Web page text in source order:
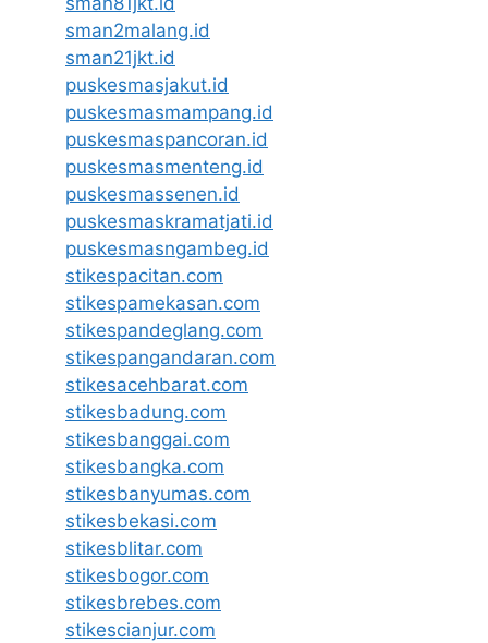
sman2malang.id
sman21jkt.id
puskesmasjakut.id
puskesmasmampang.id
puskesmaspancoran.id
puskesmasmenteng.id
puskesmassenen.id
puskesmaskramatjati.id
puskesmasngambeg.id
stikespacitan.com
stikespamekasan.com
stikespandeglang.com
stikespangandaran.com
stikesacehbarat.com
stikesbadung.com
stikesbanggai.com
stikesbangka.com
stikesbanyumas.com
stikesbekasi.com
stikesblitar.com
stikesbogor.com
stikesbrebes.com
stikescianjur.com